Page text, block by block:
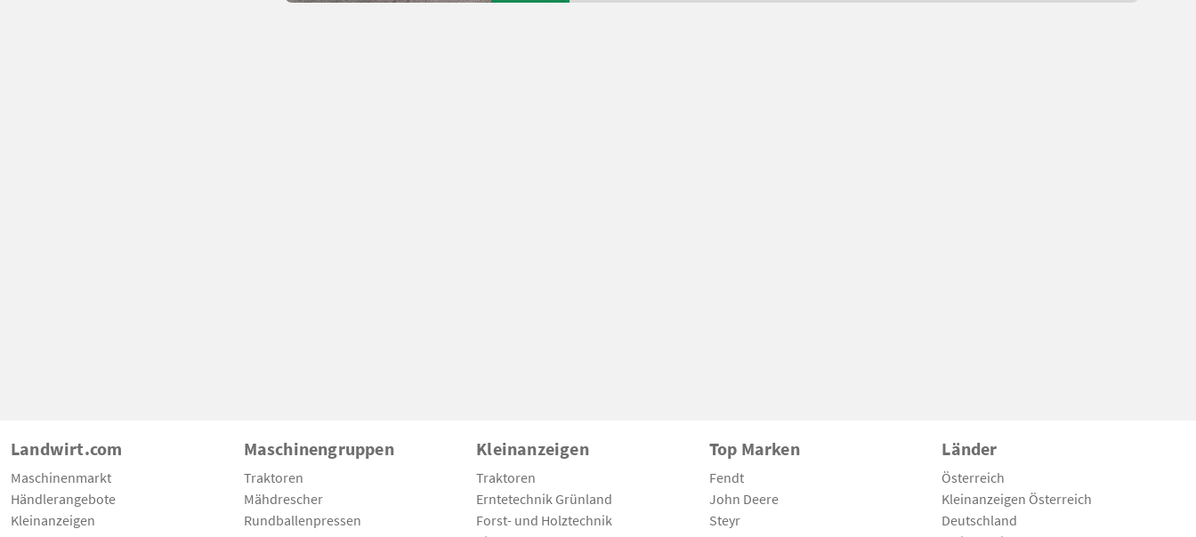
Landwirt.com
Maschinenmarkt
Händlerangebote
Kleinanzeigen
Maschinengruppen
Traktoren
Mähdrescher
Rundballenpressen
Kleinanzeigen
Traktoren
Erntetechnik Grünland
Forst- und Holztechnik
Top Marken
Fendt
John Deere
Steyr
Länder
Österreich
Kleinanzeigen Österreich
Deutschland